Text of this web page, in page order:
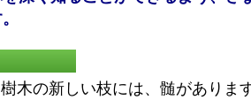
樹木の新しい枝には、髄がありま